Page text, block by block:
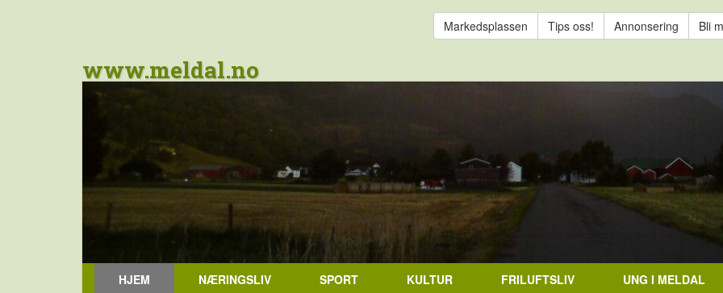
Markedsplassen Tips oss! Annonsering Bli
www.meldal.no
HJEM NÆRINGSLIV SPORT KULTUR FRILUFTSLIV UNG I MELDAL